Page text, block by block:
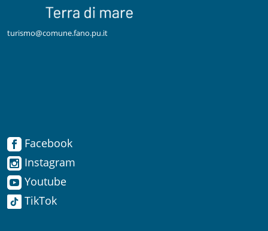
Instagram
Youtube
turismo@comune.fano.pu.it
Facebook
Instagram
Youtube
TikTok